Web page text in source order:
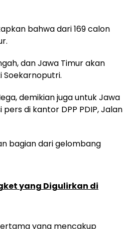
bahwa dari 169 calon
dan Jawa Timur akan
Soekarnoputri.
demikian juga untuk Jawa
di kantor DPP PDIP, Jalan
bagian dari gelombang
yang Digulirkan di
yang mencakup